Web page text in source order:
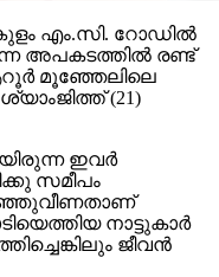
എം.സി. റോഡില്‍
അപകടത്തില്‍ രണ്ട്
മൂഞ്ഞേലിലെ
(21)
ഇവര്‍
സമീപം
നാട്ടുകാര്‍
ജീവന്‍